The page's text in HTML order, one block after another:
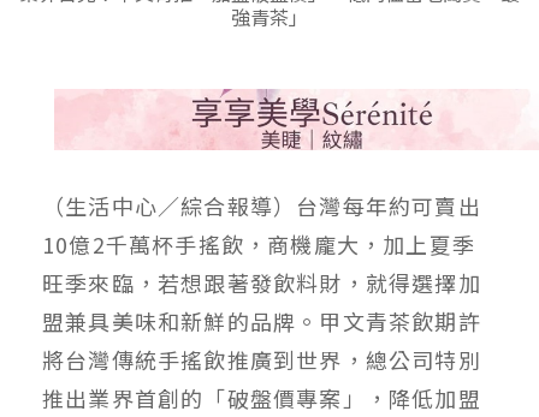
強青茶」
（生活中心／綜合報導）台灣每年約可賣出
10億2千萬杯手搖飲，商機龐大，加上夏季
旺季來臨，若想跟著發飲料財，就得選擇加
盟兼具美味和新鮮的品牌。甲文青茶飲期許
將台灣傳統手搖飲推廣到世界，總公司特別
推出業界首創的「破盤價專案」，降低加盟